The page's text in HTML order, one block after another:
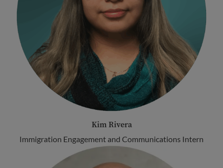
Kim Rivera
Immigration Engagement and Communications Intern